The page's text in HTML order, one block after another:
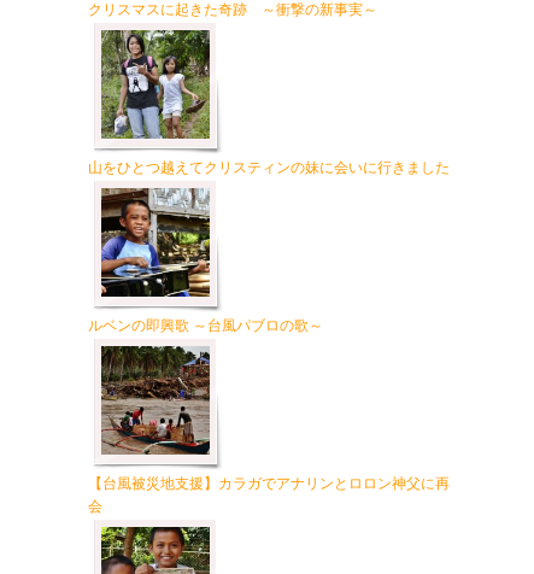
クリスマスに起きた奇跡 ～衝撃の新事実～
山をひとつ越えてクリスティンの妹に会いに行きました
ルベンの即興歌 ～台風パブロの歌～
【台風被災地支援】カラガでアナリンとロロン神父に再
会